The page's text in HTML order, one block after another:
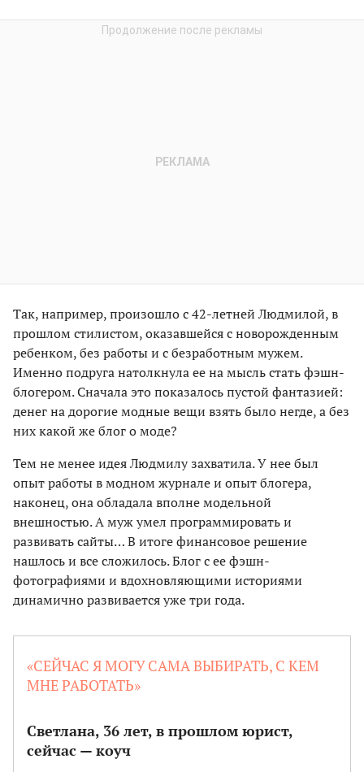
Так, например, произошло с 42-летней Людмилой, в
прошлом стилистом, оказавшейся с новорожденным
ребенком, без работы и с безработным мужем.
Именно подруга натолкнула ее на мысль стать фэшн-
блогером. Сначала это показалось пустой фантазией:
денег на дорогие модные вещи взять было негде, а без
них какой же блог о моде?
Тем не менее идея Людмилу захватила. У нее был
опыт работы в модном журнале и опыт блогера,
наконец, она обладала вполне модельной
внешностью. А муж умел программировать и
развивать сайты… В итоге финансовое решение
нашлось и все сложилось. Блог с ее фэшн-
фотографиями и вдохновляющими историями
динамично развивается уже три года.
«СЕЙЧАС Я МОГУ САМА ВЫБИРАТЬ, С КЕМ
МНЕ РАБОТАТЬ»
Светлана, 36 лет, в прошлом юрист,
сейчас — коуч